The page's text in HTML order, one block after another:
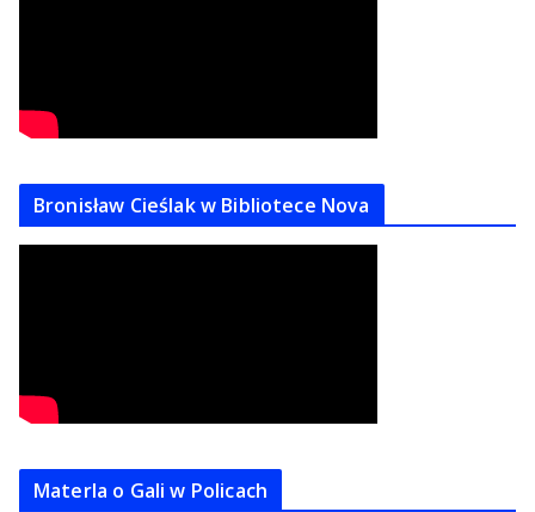
Bronisław Cieślak w Bibliotece Nova
Materla o Gali w Policach